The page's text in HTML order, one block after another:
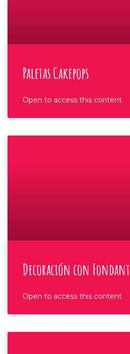
Paletas Cakepops
Open to access this content
Decoración con Fondant
Open to access this content